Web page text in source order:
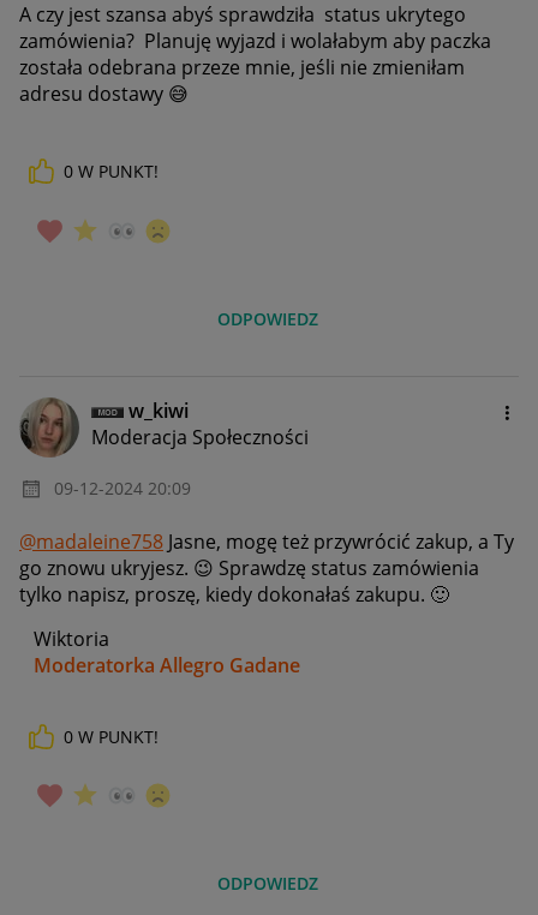
A czy jest szansa abyś sprawdziła status ukrytego
zamówienia? Planuję wyjazd i wolałabym aby paczka
została odebrana przeze mnie, jeśli nie zmieniłam
adresu dostawy 😅
0 W PUNKT!
ODPOWIEDZ
w_kiwi
Moderacja Społeczności
‎09-12-2024 20:09
@madaleine758 Jasne, mogę też przywrócić zakup, a Ty
go znowu ukryjesz. 😉 Sprawdzę status zamówienia
tylko napisz, proszę, kiedy dokonałaś zakupu. 🙂
Wiktoria
Moderatorka Allegro Gadane
0 W PUNKT!
ODPOWIEDZ